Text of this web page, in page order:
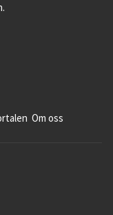
Om oss